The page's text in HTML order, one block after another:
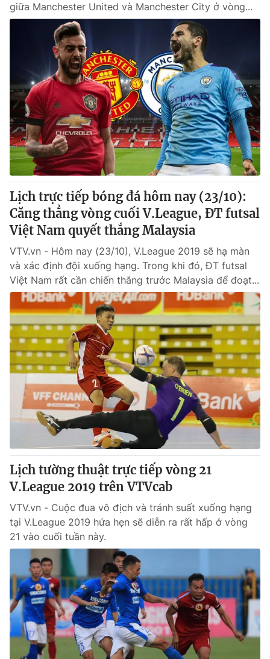
giữa Manchester United và Manchester City ở vòng...
Lịch trực tiếp bóng đá hôm nay (23/10):
Căng thẳng vòng cuối V.League, ĐT futsal
Việt Nam quyết thắng Malaysia
VTV.vn - Hôm nay (23/10), V.League 2019 sẽ hạ màn
và xác định đội xuống hạng. Trong khi đó, ĐT futsal
Việt Nam rất cần chiến thắng trước Malaysia để đoạt...
Lịch tường thuật trực tiếp vòng 21
V.League 2019 trên VTVcab
VTV.vn - Cuộc đua vô địch và tránh suất xuống hạng
tại V.League 2019 hứa hẹn sẽ diễn ra rất hấp ở vòng
21 vào cuối tuần này.